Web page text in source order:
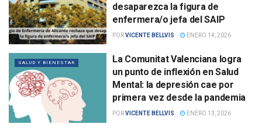
desaparezca la figura de
enfermera/o jefa del SAIP
PORVICENTE BELLVIS ENERO 14, 2026
SALUD Y BIENESTAR
La Comunitat Valenciana logra
un punto de inflexión en Salud
Mental: la depresión cae por
primera vez desde la pandemia
PORVICENTE BELLVIS ENERO 13, 2026